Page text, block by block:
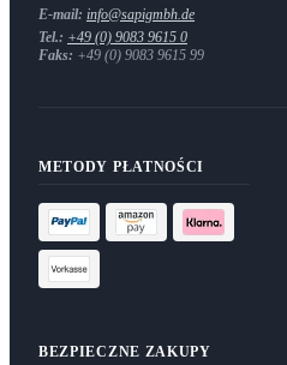
E-mail: info@sapigmbh.de
Tel.: +49 (0) 9083 9615 0
Faks: +49 (0) 9083 9615 99
METODY PŁATNOŚCI
BEZPIECZNE ZAKUPY